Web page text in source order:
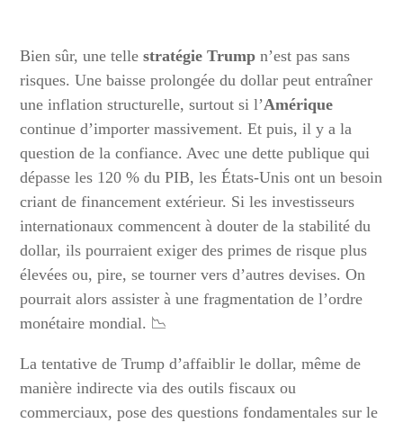
Bien sûr, une tellestratégie Trump n’est pas sans
risques. Une baisse prolongée du dollar peut entraîner
une inflation structurelle, surtout si l’Amérique
continue d’importer massivement. Et puis, il y a la
question de la confiance. Avec une dette publique qui
dépasse les 120 % du PIB, les États-Unis ont un besoin
criant de financement extérieur. Si les investisseurs
internationaux commencent à douter de la stabilité du
dollar, ils pourraient exiger des primes de risque plus
élevées ou, pire, se tourner vers d’autres devises. On
pourrait alors assister à une fragmentation de l’ordre
monétaire mondial. 📉
La tentative de Trump d’affaiblir le dollar, même de
manière indirecte via des outils fiscaux ou
commerciaux, pose des questions fondamentales sur le